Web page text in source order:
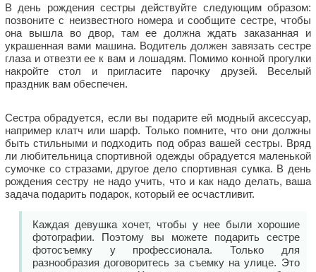
В день рождения сестры действуйте следующим образом:
позвоните с неизвестного номера и сообщите сестре, чтобы
она вышла во двор, там ее должна ждать заказанная и
украшенная вами машина. Водитель должен завязать сестре
глаза и отвезти ее к вам и лошадям. Помимо конной прогулки
накройте стол и пригласите парочку друзей. Веселый
праздник вам обеспечен.
Сестра обрадуется, если вы подарите ей модный аксессуар,
например клатч или шарф. Только помните, что они должны
быть стильными и подходить под образ вашей сестры. Вряд
ли любительница спортивной одежды обрадуется маленькой
сумочке со стразами, другое дело спортивная сумка. В день
рождения сестру не надо учить, что и как надо делать, ваша
задача подарить подарок, который ее осчастливит.
Каждая девушка хочет, чтобы у нее были хорошие
фотографии. Поэтому вы можете подарить сестре
фотосъемку у профессионала. Только для
разнообразия договоритесь за съемку на улице. Это